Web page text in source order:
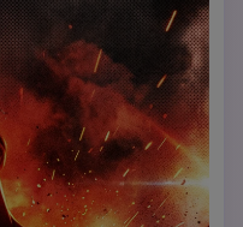
& Latar Belakang:
atau mendorong di
belakang sebagian
Debu, asap, puing-
kekacauan dan
dan tidak stabil
Warna & Gaya Visual
adegan menjadi gaya
tinggi berwarna merah